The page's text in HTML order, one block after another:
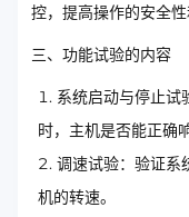
控，提高操作的安全性
三、功能试验的内容
系统启动与停止试
时，主机是否能正确
调速试验：验证系
机的转速。